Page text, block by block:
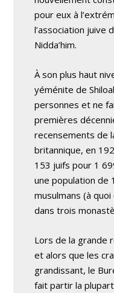
pour eux à
l’association juive
Nidda’him.
À son plus haut
yéménite de
personnes et ne
premières
recensements de
britannique, en
153 juifs pour 1
une population de
musulmans (à
dans trois
Lors de la grande
et alors que les
grandissant, le
fait partir la